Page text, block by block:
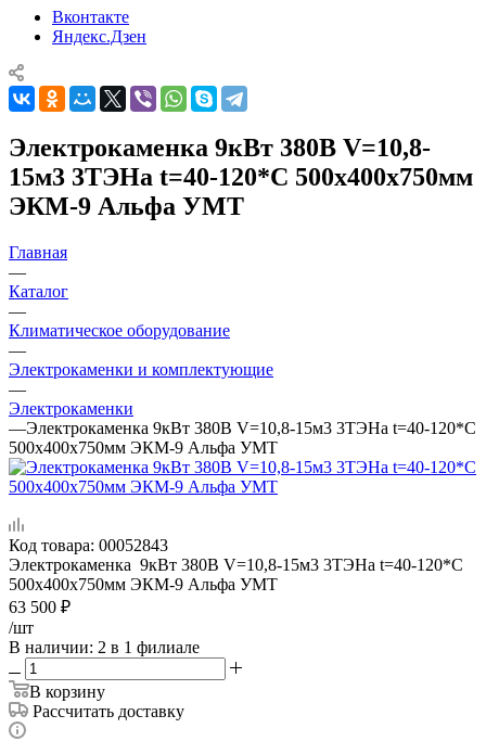
Вконтакте
Яндекс.Дзен
Электрокаменка 9кВт 380В V=10,8-
15м3 3ТЭНа t=40-120*С 500х400х750мм
ЭКМ-9 Альфа УМТ
Главная
—
Каталог
—
Климатическое оборудование
—
Электрокаменки и комплектующие
—
Электрокаменки
—Электрокаменка 9кВт 380В V=10,8-15м3 3ТЭНа t=40-120*С
500х400х750мм ЭКМ-9 Альфа УМТ
Код товара: 00052843
Электрокаменка 9кВт 380В V=10,8-15м3 3ТЭНа t=40-120*С
500х400х750мм ЭКМ-9 Альфа УМТ
63 500 ₽
/шт
В наличии: 2 в 1 филиале
В корзину
Рассчитать доставку